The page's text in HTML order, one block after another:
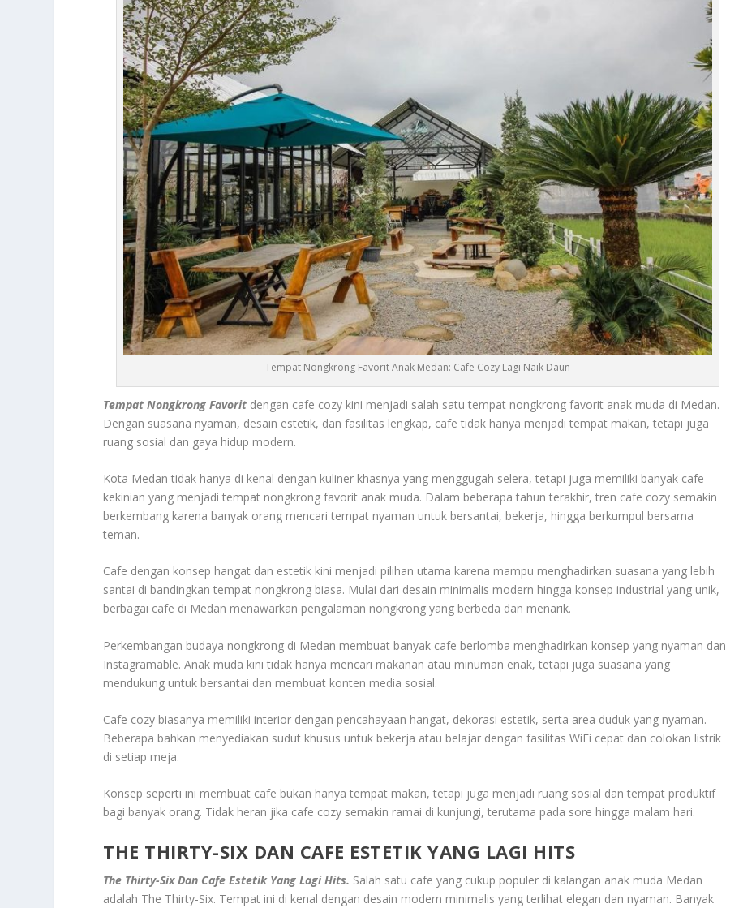
Tempat Nongkrong Favorit Anak Medan: Cafe Cozy Lagi Naik Daun
Tempat Nongkrong Favorit dengan cafe cozy kini menjadi salah satu tempat nongkrong favorit anak muda di Medan.
Dengan suasana nyaman, desain estetik, dan fasilitas lengkap, cafe tidak hanya menjadi tempat makan, tetapi juga
ruang sosial dan gaya hidup modern.
Kota Medan tidak hanya di kenal dengan kuliner khasnya yang menggugah selera, tetapi juga memiliki banyak cafe
kekinian yang menjadi tempat nongkrong favorit anak muda. Dalam beberapa tahun terakhir, tren cafe cozy semakin
berkembang karena banyak orang mencari tempat nyaman untuk bersantai, bekerja, hingga berkumpul bersama
teman.
Cafe dengan konsep hangat dan estetik kini menjadi pilihan utama karena mampu menghadirkan suasana yang lebih
santai di bandingkan tempat nongkrong biasa. Mulai dari desain minimalis modern hingga konsep industrial yang unik,
berbagai cafe di Medan menawarkan pengalaman nongkrong yang berbeda dan menarik.
Perkembangan budaya nongkrong di Medan membuat banyak cafe berlomba menghadirkan konsep yang nyaman dan
Instagramable. Anak muda kini tidak hanya mencari makanan atau minuman enak, tetapi juga suasana yang
mendukung untuk bersantai dan membuat konten media sosial.
Cafe cozy biasanya memiliki interior dengan pencahayaan hangat, dekorasi estetik, serta area duduk yang nyaman.
Beberapa bahkan menyediakan sudut khusus untuk bekerja atau belajar dengan fasilitas WiFi cepat dan colokan listrik
di setiap meja.
Konsep seperti ini membuat cafe bukan hanya tempat makan, tetapi juga menjadi ruang sosial dan tempat produktif
bagi banyak orang. Tidak heran jika cafe cozy semakin ramai di kunjungi, terutama pada sore hingga malam hari.
THE THIRTY-SIX DAN CAFE ESTETIK YANG LAGI HITS
The Thirty-Six Dan Cafe Estetik Yang Lagi Hits. Salah satu cafe yang cukup populer di kalangan anak muda Medan
adalah The Thirty-Six. Tempat ini di kenal dengan desain modern minimalis yang terlihat elegan dan nyaman. Banyak